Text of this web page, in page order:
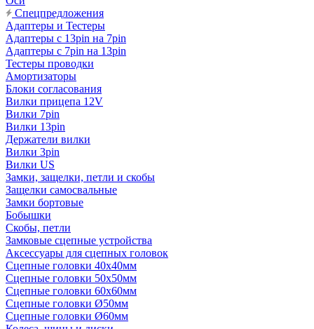
Спецпредложения
Адаптеры и Тестеры
Адаптеры с 13pin на 7pin
Адаптеры с 7pin на 13pin
Тестеры проводки
Амортизаторы
Блоки согласования
Вилки прицепа 12V
Вилки 7pin
Вилки 13pin
Держатели вилки
Вилки 3pin
Вилки US
Замки, защелки, петли и скобы
Защелки самосвальные
Замки бортовые
Бобышки
Скобы, петли
Замковые сцепные устройства
Аксессуары для сцепных головок
Сцепные головки 40x40мм
Сцепные головки 50x50мм
Сцепные головки 60x60мм
Сцепные головки Ø50мм
Сцепные головки Ø60мм